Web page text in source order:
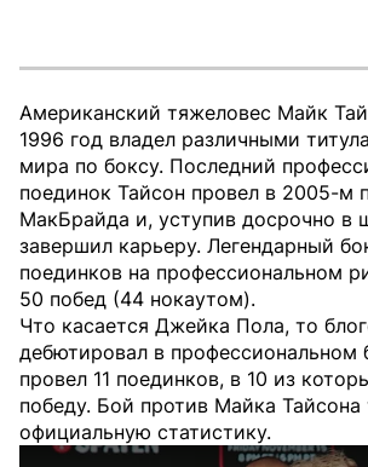
Американский тяжеловес Майк
1996 год владел различными
мира по боксу. Последний
поединок Тайсон провел в 2005-м
МакБрайда и, уступив досрочно в
завершил карьеру. Легендарный
поединков на профессиональном
50 побед (44 нокаутом).
Что касается Джейка Пола, то
дебютировал в профессиональном
провел 11 поединков, в 10 из
победу. Бой против Майка
официальную статистику.